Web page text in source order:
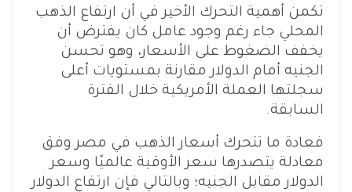
تكمن أهمية التحرك الأخير في أن ارتفاع الذهب
المحلي جاء رغم وجود عامل كان يفترض أن
يخفف الضغوط على الأسعار، وهو تحسن
الجنيه أمام الدولار مقارنة بمستويات أعلى
سجلتها العملة الأمريكية خلال الفترة
السابقة.
فعادة ما تتحرك أسعار الذهب في مصر وفق
معادلة يتصدرها سعر الأوقية عالميًا وسعر
الدولار مقابل الجنيه؛ وبالتالي فإن ارتفاع الدولار